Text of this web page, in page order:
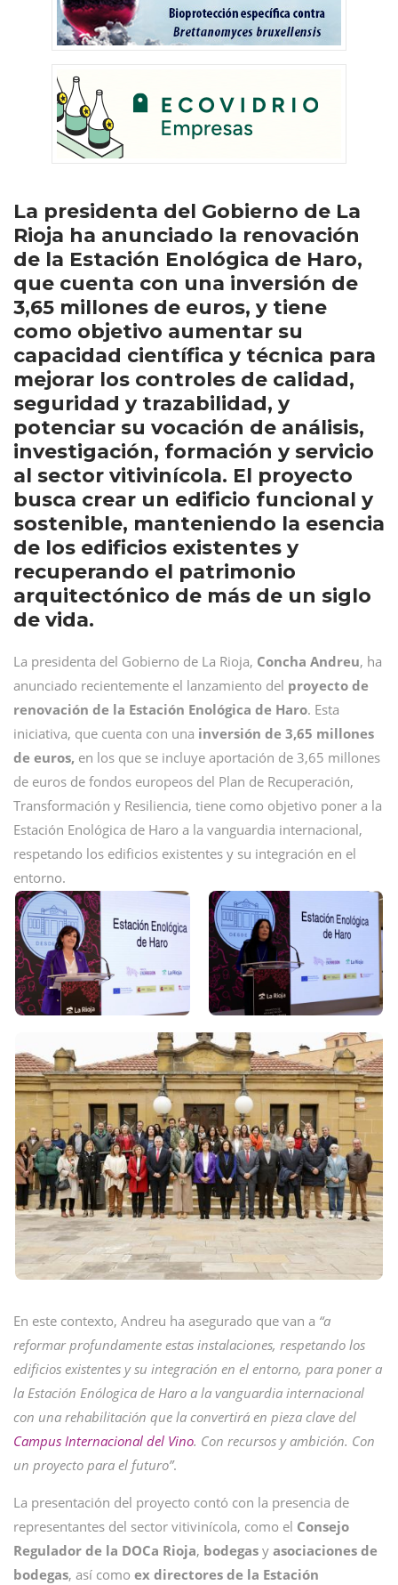
La presidenta del Gobierno de La
Rioja ha anunciado la renovación
de la Estación Enológica de Haro,
que cuenta con una inversión de
3,65 millones de euros, y tiene
como objetivo aumentar su
capacidad científica y técnica para
mejorar los controles de calidad,
seguridad y trazabilidad, y
potenciar su vocación de análisis,
investigación, formación y servicio
al sector vitivinícola. El proyecto
busca crear un edificio funcional y
sostenible, manteniendo la esencia
de los edificios existentes y
recuperando el patrimonio
arquitectónico de más de un siglo
de vida.
La presidenta del Gobierno de La Rioja, Concha Andreu, ha
anunciado recientemente el lanzamiento del proyecto de
renovación de la Estación Enológica de Haro. Esta
iniciativa, que cuenta con una inversión de 3,65 millones
de euros, en los que se incluye aportación de 3,65 millones
de euros de fondos europeos del Plan de Recuperación,
Transformación y Resiliencia, tiene como objetivo poner a la
Estación Enológica de Haro a la vanguardia internacional,
respetando los edificios existentes y su integración en el
entorno.
En este contexto, Andreu ha asegurado que van a “a
reformar profundamente estas instalaciones, respetando los
edificios existentes y su integración en el entorno, para poner a
la Estación Enólogica de Haro a la vanguardia internacional
con una rehabilitación que la convertirá en pieza clave del
Campus Internacional del Vino. Con recursos y ambición. Con
un proyecto para el futuro”.
La presentación del proyecto contó con la presencia de
representantes del sector vitivinícola, como el Consejo
Regulador de la DOCa Rioja, bodegas y asociaciones de
bodegas, así como ex directores de la Estación